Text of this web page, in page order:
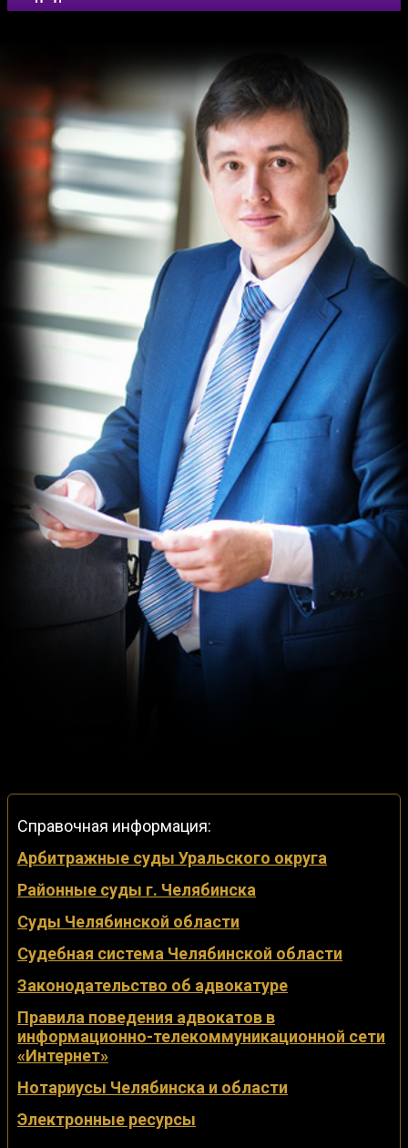
Справочная информация:
Арбитражные суды Уральского округа
Районные суды г. Челябинска
Суды Челябинской области
Судебная система Челябинской области
Законодательство об адвокатуре
Правила поведения адвокатов в
информационно-телекоммуникационной сети
«Интернет»
Нотариусы Челябинска и области
Электронные ресурсы